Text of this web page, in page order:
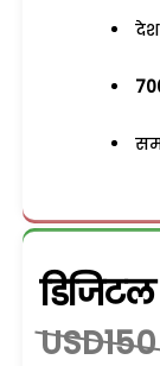
USD150